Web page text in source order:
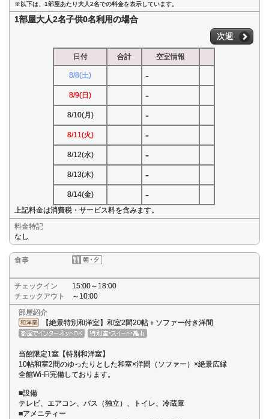
※以下は、1部屋あたり大人2名での料金を表示しています。
1部屋大人2名子供0名利用の場合
次週
日付 合計 空室情報
8/8(土) -
8/9(日) -
8/10(月) -
8/11(火) -
8/12(水) -
8/13(木) -
8/14(金) -
上記料金は消費税・サービス料を含みます。
料金特記
なし
食事
チェックイン
15:00～18:00
チェックアウト
～10:00
部屋紹介
【絶景特別和洋室】和室2間20帖＋ソファー付き洋間
当館限定1室【特別和洋室】
10帖和室2間のゆったりとした和室×洋間（ソファー）×絶景広縁
全館Wi-Fi完備しております。
■設備
テレビ、エアコン、バス（独立）、トイレ、冷蔵庫
■アメニティー